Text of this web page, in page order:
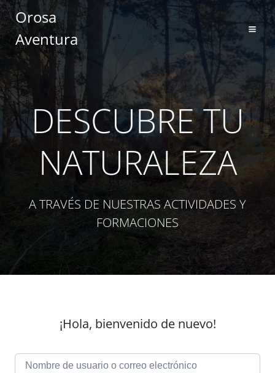
Saltar
al
contenido
Orosa
Aventura
DESCUBRE TU
NATURALEZA
A TRAVÉS DE NUESTRAS ACTIVIDADES Y
FORMACIONES
¡Hola, bienvenido de nuevo!